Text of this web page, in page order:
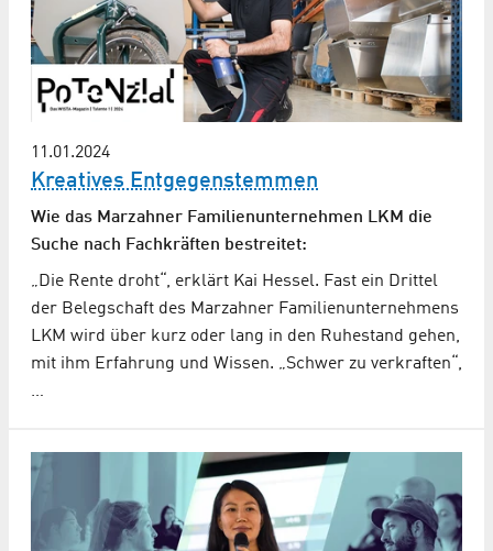
11.01.2024
Kreatives Entgegenstemmen
Wie das Marzahner Familienunternehmen LKM die
Suche nach Fachkräften bestreitet:
„Die Rente droht“, erklärt Kai Hessel. Fast ein Drittel
der Belegschaft des Marzahner Familienunternehmens
LKM wird über kurz oder lang in den Ruhestand gehen,
mit ihm Erfahrung und Wissen. „Schwer zu verkraften“,
…